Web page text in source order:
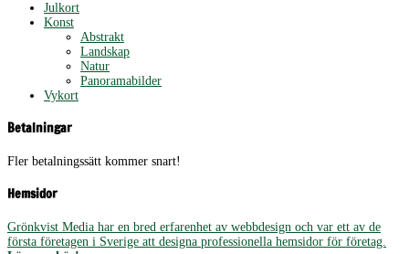
Julkort
Konst
Abstrakt
Landskap
Natur
Panoramabilder
Vykort
Betalningar
Fler betalningssätt kommer snart!
Hemsidor
Grönkvist Media har en bred erfarenhet av webbdesign och var ett av de
första företagen i Sverige att designa professionella hemsidor för företag.